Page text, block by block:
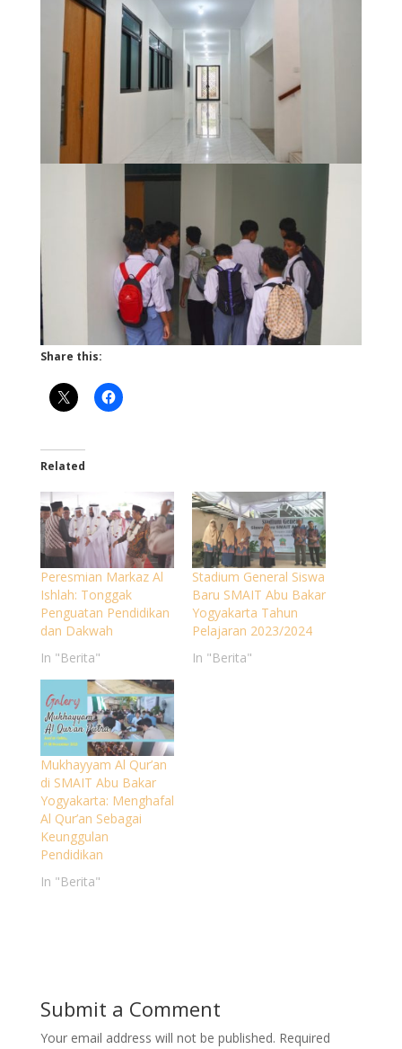
Share this:
Related
Peresmian Markaz Al
Ishlah: Tonggak
Penguatan Pendidikan
dan Dakwah
In "Berita"
Stadium General Siswa
Baru SMAIT Abu Bakar
Yogyakarta Tahun
Pelajaran 2023/2024
In "Berita"
Mukhayyam Al Qur’an
di SMAIT Abu Bakar
Yogyakarta: Menghafal
Al Qur’an Sebagai
Keunggulan
Pendidikan
In "Berita"
Submit a Comment
Your email address will not be published. Required